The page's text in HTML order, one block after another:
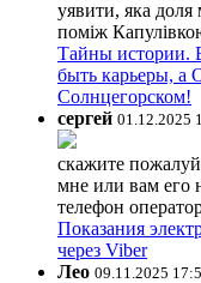
уявити, яка доля
поміж
Тайны истории.
быть карьеры, а
Солнцегорском!
сергей 01.12.2025
скажите
мне или вам его
телефон
Показания
через Viber
Лео 09.11.2025